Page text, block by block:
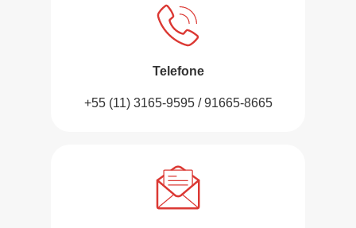
Telefone
+55 (11) 3165-9595 / 91665-8665